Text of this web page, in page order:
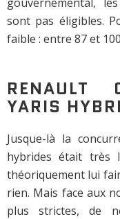
sont pas éligibles.
faible : entre 87 et
RENAULT
YARIS
Jusque-là la
hybrides était très
théoriquement lui
rien. Mais face aux
plus strictes, de